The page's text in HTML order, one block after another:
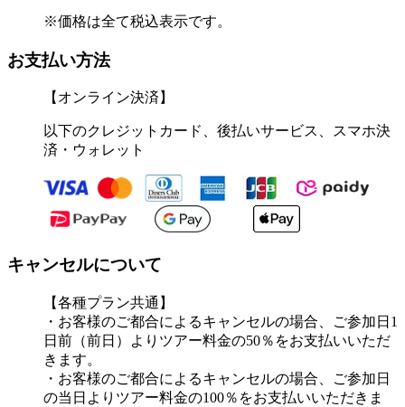
※価格は全て税込表示です。
お支払い方法
【オンライン決済】
以下のクレジットカード、後払いサービス、スマホ決
済・ウォレット
キャンセルについて
【各種プラン共通】
・お客様のご都合によるキャンセルの場合、ご参加日1
日前（前日）よりツアー料金の50％をお支払いいただ
きます。
・お客様のご都合によるキャンセルの場合、ご参加日
の当日よりツアー料金の100％をお支払いいただきま